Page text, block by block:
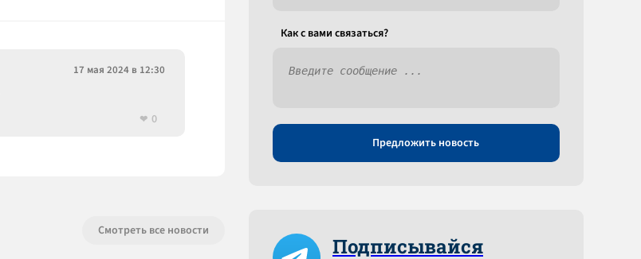
17 мая 2024 в 12:30
0
Смотреть все новости
Как c вами связаться?
Предложить новость
Подписывайся